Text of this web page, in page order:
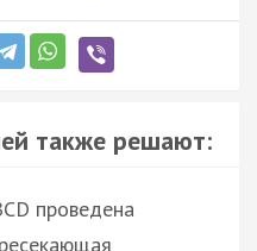
также решают:
проведена